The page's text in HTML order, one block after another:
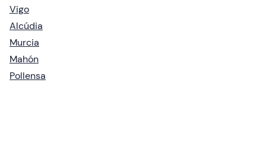
Vigo
Alcúdia
Murcia
Mahón
Pollensa